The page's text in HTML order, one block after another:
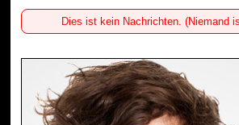
Dies ist kein Nachrichten. (Niemand